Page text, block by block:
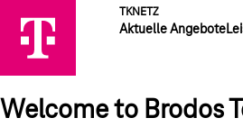
TKNETZ
Aktuelle Angebote
Welcome to Brodos